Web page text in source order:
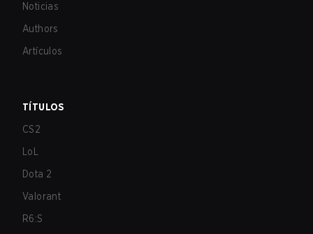
Noticias
Authors
Artículos
TÍTULOS
CS2
LoL
Dota 2
Valorant
R6:S